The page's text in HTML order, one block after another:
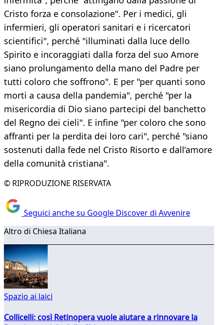
Cristo forza e consolazione". Per i medici, gli
infermieri, gli operatori sanitari e i ricercatori
scientifici", perché "illuminati dalla luce dello
Spirito e incoraggiati dalla forza del suo Amore
siano prolungamento della mano del Padre per
tutti coloro che soffrono". E per "per quanti sono
morti a causa della pandemia", perché "per la
misericordia di Dio siano partecipi del banchetto
del Regno dei cieli". E infine "per coloro che sono
affranti per la perdita dei loro cari", perché "siano
sostenuti dalla fede nel Cristo Risorto e dall’amore
della comunità cristiana".
© RIPRODUZIONE RISERVATA
Seguici anche su Google Discover di Avvenire
Altro di Chiesa Italiana
Spazio ai laici
Collicelli: così Retinopera vuole aiutare a rinnovare la